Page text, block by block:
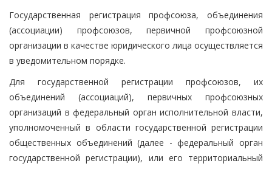
Государственная регистрация профсоюза, объединения
(ассоциации) профсоюзов, первичной профсоюзной
организации в качестве юридического лица осуществляется
в уведомительном порядке.
Для государственной регистрации профсоюзов, их
объединений (ассоциаций), первичных профсоюзных
организаций в федеральный орган исполнительной власти,
уполномоченный в области государственной регистрации
общественных объединений (далее - федеральный орган
государственной регистрации), или его территориальный